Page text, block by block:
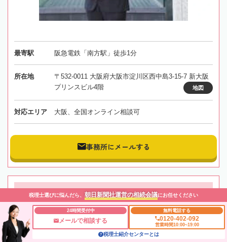
最寄駅 阪急電鉄「南方駅」徒歩1分
所在地
〒532-0011 大阪府大阪市淀川区西中島3-15-7 新大阪
プリンスビル4階
地図
対応エリア 大阪、全国オンライン相談可
事務所にメールする
【三ノ宮駅徒歩3分】銀行顧問経験のある税理士が適切な
相続税対策をご提案
近江清秀公認会計士税理士事務所
税理士選びに悩んだら、 朝日新聞社運営の相続会議にお任せください
24時間受付中
メールで相談する
無料電話する
0120-402-092
営業時間10:00~19:00
税理士紹介センターとは